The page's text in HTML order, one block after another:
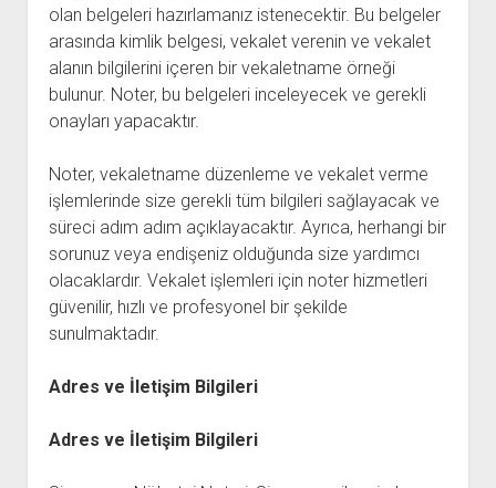
olan belgeleri hazırlamanız istenecektir. Bu belgeler
arasında kimlik belgesi, vekalet verenin ve vekalet
alanın bilgilerini içeren bir vekaletname örneği
bulunur. Noter, bu belgeleri inceleyecek ve gerekli
onayları yapacaktır.
Noter, vekaletname düzenleme ve vekalet verme
işlemlerinde size gerekli tüm bilgileri sağlayacak ve
süreci adım adım açıklayacaktır. Ayrıca, herhangi bir
sorunuz veya endişeniz olduğunda size yardımcı
olacaklardır. Vekalet işlemleri için noter hizmetleri
güvenilir, hızlı ve profesyonel bir şekilde
sunulmaktadır.
Adres ve İletişim Bilgileri
Adres ve İletişim Bilgileri